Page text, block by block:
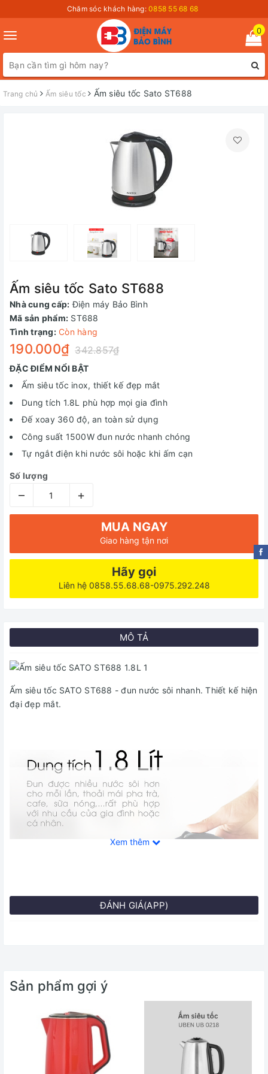
Chăm sóc khách hàng: 0858 55 68 68
Toggle
navigation
0
Trang chủ Ấm siêu tốc Ấm siêu tốc Sato ST688
Ấm siêu tốc Sato ST688
Nhà cung cấp: Điện máy Bảo Bình
Mã sản phẩm: ST688
Tình trạng: Còn hàng
190.000₫ 342.857₫
ĐẶC ĐIỂM NỔI BẬT
Ấm siêu tốc inox, thiết kế đẹp mắt
Dung tích 1.8L phù hợp mọi gia đình
Đế xoay 360 độ, an toàn sử dụng
Công suất 1500W đun nước nhanh chóng
Tự ngắt điện khi nước sôi hoặc khi ấm cạn
Số lượng
– +
MUA NGAY
Giao hàng tận nơi
Hãy gọi
Liên hệ 0858.55.68.68-0975.292.248
MÔ TẢ
Ấm siêu tốc SATO ST688 - đun nước sôi nhanh. Thiết kế hiện
đại đẹp mắt.
Xem thêm
ĐÁNH GIÁ(APP)
Sản phẩm gợi ý